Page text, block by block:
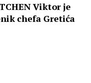
Viktor je
chefa Gretića